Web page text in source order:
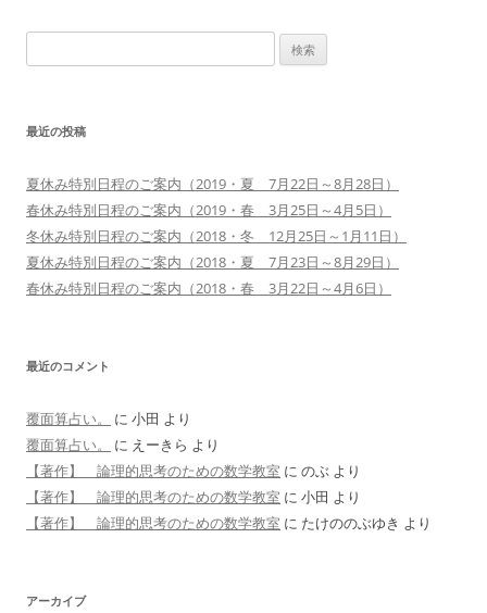
索:
最近の投稿
夏休み特別日程のご案内（2019・夏 7月22日～8月28日）
春休み特別日程のご案内（2019・春 3月25日～4月5日）
冬休み特別日程のご案内（2018・冬 12月25日～1月11日）
夏休み特別日程のご案内（2018・夏 7月23日～8月29日）
春休み特別日程のご案内（2018・春 3月22日～4月6日）
最近のコメント
覆面算占い。 に 小田 より
覆面算占い。
に えーきら より
【著作】 論理的思考のための数学教室 に のぶ より
【著作】 論理的思考のための数学教室 に 小田 より
【著作】 論理的思考のための数学教室 に たけののぶゆき より
アーカイブ